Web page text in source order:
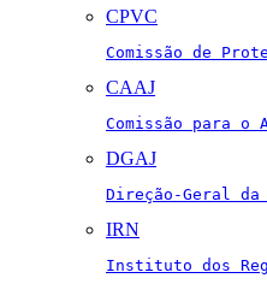
CPVC
Comissão de
CAAJ
Comissão para o
DGAJ
Direção-Geral
IRN
Instituto dos